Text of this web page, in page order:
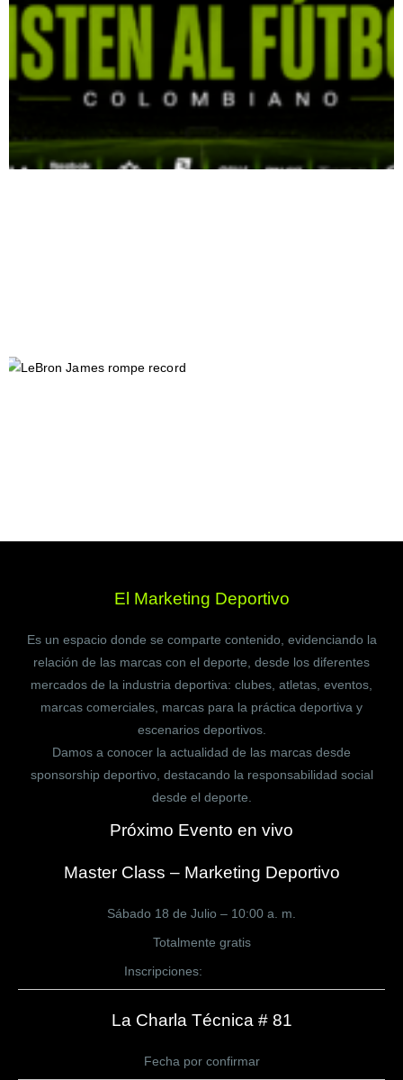
El Marketing Deportivo
Es un espacio donde se comparte contenido, evidenciando la
relación de las marcas con el deporte, desde los diferentes
mercados de la industria deportiva: clubes, atletas, eventos,
marcas comerciales, marcas para la práctica deportiva y
escenarios deportivos.
Damos a conocer la actualidad de las marcas desde
sponsorship deportivo, destacando la responsabilidad social
desde el deporte.
Próximo Evento en vivo
Master Class – Marketing Deportivo
Sábado 18 de Julio – 10:00 a. m.
Totalmente gratis
Inscripciones:
La Charla Técnica # 81
Fecha por confirmar